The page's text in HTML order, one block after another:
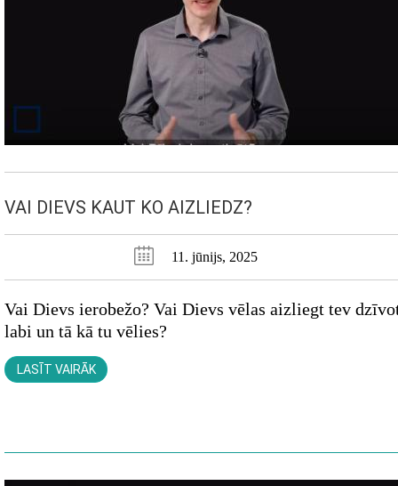
VAI DIEVS KAUT KO AIZLIEDZ?
11. jūnijs, 2025
Vai Dievs ierobežo? Vai Dievs vēlas aizliegt tev
labi un tā kā tu vēlies?
LASĪT VAIRĀK